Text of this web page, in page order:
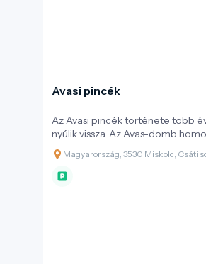
Avasi pincék
Az Avasi pincék története több
nyúlik vissza. Az Avas-domb
ideális volt a szőlőtermesztésre és
borospincék kialakítására.
Magyarország, 3530 Miskolc, Csáti